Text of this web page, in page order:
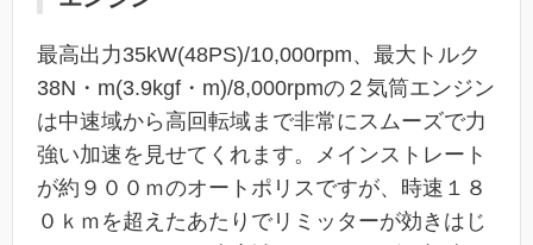
最高出力35kW(48PS)/10,000rpm、最大トルク
38N・m(3.9kgf・m)/8,000rpmの２気筒エンジン
は中速域から高回転域まで非常にスムーズで力
強い加速を見せてくれます。メインストレート
が約９００ｍのオートポリスですが、時速１８
０ｋｍを超えたあたりでリミッターが効きはじ